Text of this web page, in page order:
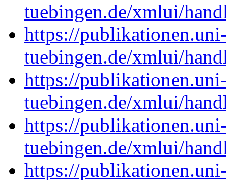
tuebingen.de/xmlui/
https://
tuebingen.de/xmlui/
https://
tuebingen.de/xmlui/
https://
tuebingen.de/xmlui/
https://